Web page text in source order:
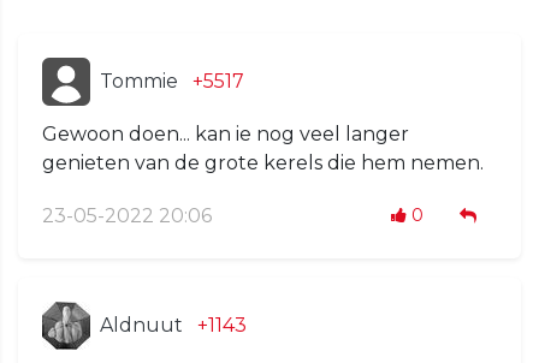
Tommie +5517
Gewoon doen... kan ie nog veel langer
genieten van de grote kerels die hem nemen.
23-05-2022 20:06 0
Aldnuut +1143